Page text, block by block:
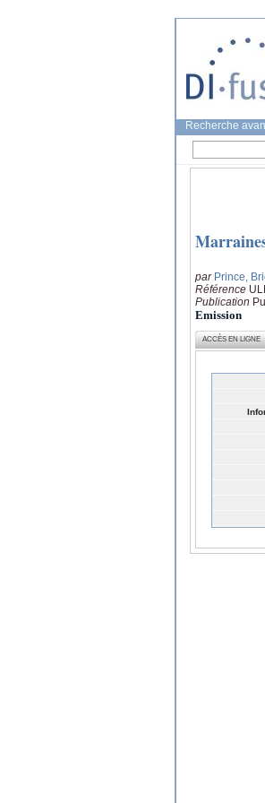
Recherche
par Prince,
Référence
Publication
Emission
ACCÈS EN LIGNE